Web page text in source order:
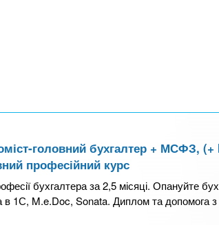
головний бухгалтер + МСФЗ,
професійний курс
бухгалтера за 2,5 місяці. Опануйте
1С, M.e.Doc, Sonata. Диплом та допомога